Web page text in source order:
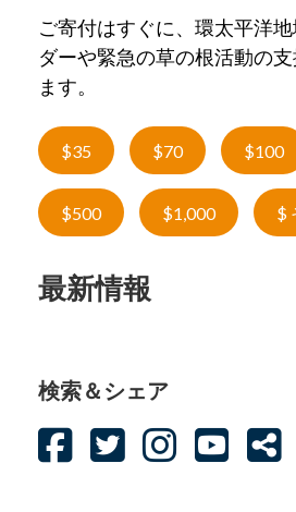
ご寄付はすぐに、環太平洋
ダーや緊急の草の根活動の
ます。
$35 $70 $100
$500 $1,000 $
最新情報
検索＆シェア